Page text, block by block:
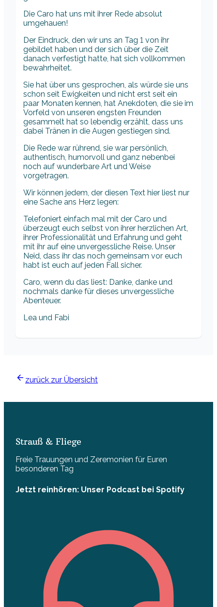
Die Caro hat uns mit ihrer Rede absolut
umgehauen!
Der Eindruck, den wir uns an Tag 1 von ihr
gebildet haben und der sich über die Zeit
danach verfestigt hatte, hat sich vollkommen
bewahrheitet.
Sie hat über uns gesprochen, als würde sie uns
schon seit Ewigkeiten und nicht erst seit ein
paar Monaten kennen, hat Anekdoten, die sie im
Vorfeld von unseren engsten Freunden
gesammelt hat so lebendig erzählt, dass uns
dabei Tränen in die Augen gestiegen sind.
Die Rede war rührend, sie war persönlich,
authentisch, humorvoll und ganz nebenbei
noch auf wunderbare Art und Weise
vorgetragen.
Wir können jedem, der diesen Text hier liest nur
eine Sache ans Herz legen:
Telefoniert einfach mal mit der Caro und
überzeugt euch selbst von ihrer herzlichen Art,
ihrer Professionalität und Erfahrung und geht
mit ihr auf eine unvergessliche Reise. Unser
Neid, dass ihr das noch gemeinsam vor euch
habt ist euch auf jeden Fall sicher.
Caro, wenn du das liest: Danke, danke und
nochmals danke für dieses unvergessliche
Abenteuer.
Lea und Fabi
zurück zur Übersicht
Strauß & Fliege
Freie Trauungen und Zeremonien für Euren
besonderen Tag
Jetzt reinhören: Unser Podcast bei Spotify